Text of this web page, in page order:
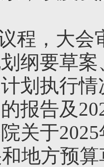
程，大会
纲要草
划执行
报告及
关于
地方预